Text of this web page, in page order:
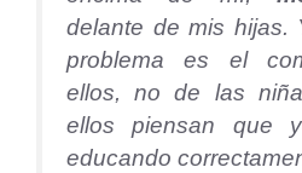
delante de mis hijas.
problema es el
ellos, no de las
ellos piensan que
educando